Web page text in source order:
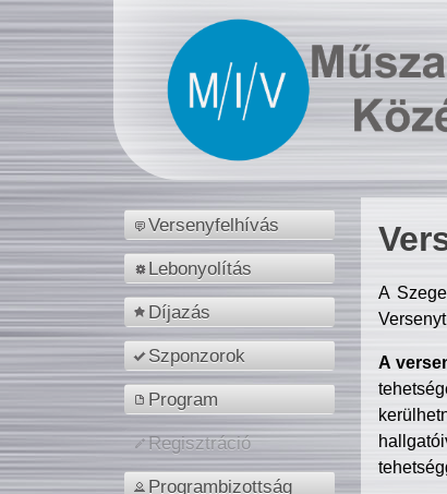
Versenyfelhívás
Lebonyolítás
Díjazás
Szponzorok
Program
Regisztráció
Programbizottság
A
A